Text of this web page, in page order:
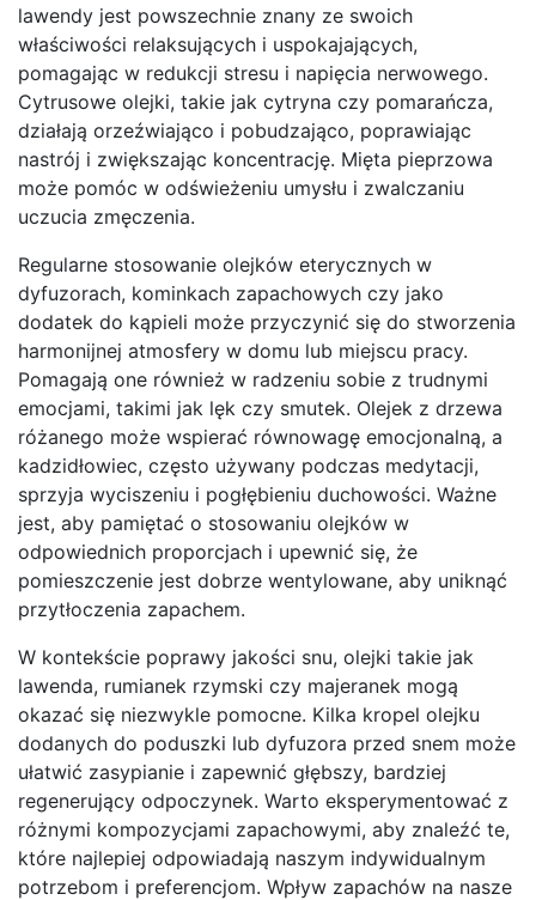
lawendy jest powszechnie znany ze swoich
właściwości relaksujących i uspokajających,
pomagając w redukcji stresu i napięcia nerwowego.
Cytrusowe olejki, takie jak cytryna czy pomarańcza,
działają orzeźwiająco i pobudzająco, poprawiając
nastrój i zwiększając koncentrację. Mięta pieprzowa
może pomóc w odświeżeniu umysłu i zwalczaniu
uczucia zmęczenia.
Regularne stosowanie olejków eterycznych w
dyfuzorach, kominkach zapachowych czy jako
dodatek do kąpieli może przyczynić się do stworzenia
harmonijnej atmosfery w domu lub miejscu pracy.
Pomagają one również w radzeniu sobie z trudnymi
emocjami, takimi jak lęk czy smutek. Olejek z drzewa
różanego może wspierać równowagę emocjonalną, a
kadzidłowiec, często używany podczas medytacji,
sprzyja wyciszeniu i pogłębieniu duchowości. Ważne
jest, aby pamiętać o stosowaniu olejków w
odpowiednich proporcjach i upewnić się, że
pomieszczenie jest dobrze wentylowane, aby uniknąć
przytłoczenia zapachem.
W kontekście poprawy jakości snu, olejki takie jak
lawenda, rumianek rzymski czy majeranek mogą
okazać się niezwykle pomocne. Kilka kropel olejku
dodanych do poduszki lub dyfuzora przed snem może
ułatwić zasypianie i zapewnić głębszy, bardziej
regenerujący odpoczynek. Warto eksperymentować z
różnymi kompozycjami zapachowymi, aby znaleźć te,
które najlepiej odpowiadają naszym indywidualnym
potrzebom i preferencjom. Wpływ zapachów na nasze